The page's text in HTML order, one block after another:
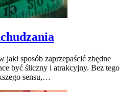
jaki sposób zaprzepaścić zbędne
być śliczny i atrakcyjny. Bez tego
sensu,…